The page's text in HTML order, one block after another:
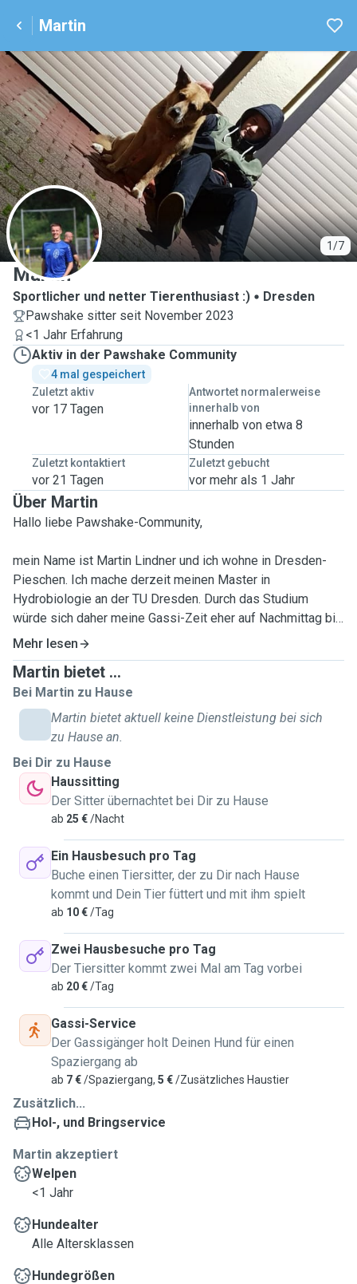
Martin
1/7
M
Martin
Sportlicher und netter Tierenthusiast :)
Dresden
Pawshake sitter seit November 2023
<1 Jahr Erfahrung
Aktiv in der Pawshake Community
4 mal gespeichert
Zuletzt aktiv
vor 17 Tagen
Antwortet normalerweise
innerhalb von
innerhalb von etwa 8
Stunden
Zuletzt kontaktiert
vor 21 Tagen
Zuletzt gebucht
vor mehr als 1 Jahr
Über Martin
Hallo liebe Pawshake-Community,
mein Name ist Martin Lindner und ich wohne in Dresden-
Pieschen. Ich mache derzeit meinen Master in
Hydrobiologie an der TU Dresden. Durch das Studium
würde sich daher meine Gassi-Zeit eher auf Nachmittag bis
Abend belaufen.
Ursprünglich komme ich aus einem kleinen Dorf in der Nähe
von Zwickau. Da ich dort auf einem Bauernhof
aufgewachsen bin, bin ich mit vielen verschiedenen Tieren
aufgewachsen. Dieser ständige Kontakt mit Tieren fehlt mir
mich dazu entschieden, meine Dienste auf dieser Plattform
anzubieten. In meiner Vergangenheit bin ich schon oft mit
Hunden von Freunden und Nachbarn Gassi gegangen und
habe mich auch auf dem Bauernhof um viele Tiere
gekümmert. Im Verabreichen von Medikamenten habe ich
aber leider noch keine Erfahrung.
Ich hoffe, dass dieser kurze Einblick in meine Person euer
Interesse geweckt hat.
Ich freue mich über nette und seriöse Anfragen:)
Mehr lesen
Martin bietet ...
Bei Martin zu Hause
Martin bietet aktuell keine Dienstleistung bei sich
zu Hause an.
Bei Dir zu Hause
Haussitting
Der Sitter übernachtet bei Dir zu Hause
ab 25 €/Nacht
Ein Hausbesuch pro Tag
Buche einen Tiersitter, der zu Dir nach Hause
kommt und Dein Tier füttert und mit ihm spielt
ab 10 €/Tag
Zwei Hausbesuche pro Tag
Der Tiersitter kommt zwei Mal am Tag vorbei
ab 20 €/Tag
Gassi-Service
Der Gassigänger holt Deinen Hund für einen
Spaziergang ab
ab 7 €/Spaziergang, 5 €/Zusätzliches Haustier
Zusätzlich...
Hol-, und Bringservice
Martin akzeptiert
Welpen
<1 Jahr
Hundealter
Alle Altersklassen
Hundegrößen